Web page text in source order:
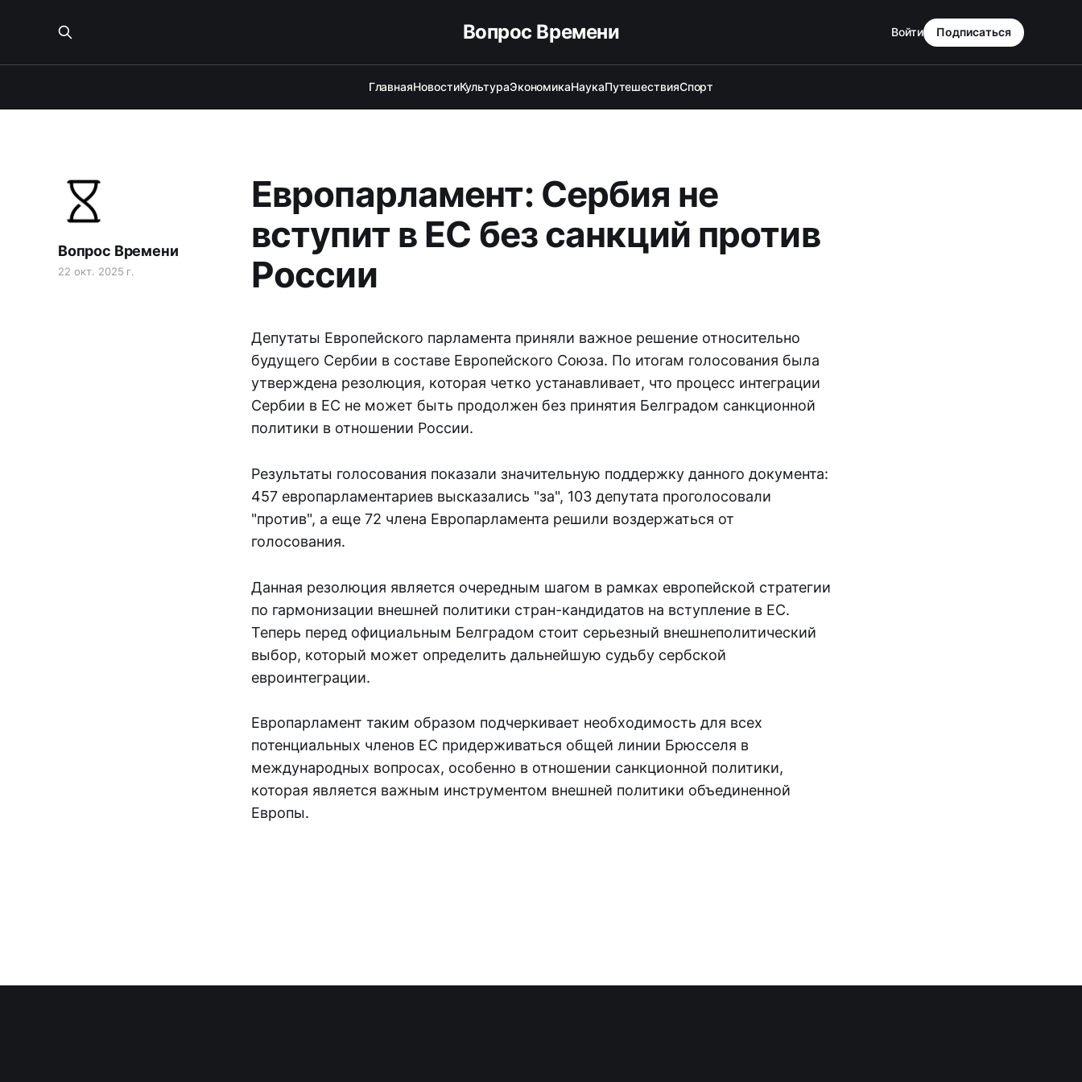
Вопрос Времени
ГлавнаяНовостиКультураЭкономикаНаукаПутешествияСпорт
Войти Подписаться
Европарламент: Сербия не
вступит в ЕС без санкций против
России
Вопрос Времени
22 окт. 2025 г.
Депутаты Европейского парламента приняли важное решение относительно
будущего Сербии в составе Европейского Союза. По итогам голосования была
утверждена резолюция, которая четко устанавливает, что процесс интеграции
Сербии в ЕС не может быть продолжен без принятия Белградом санкционной
политики в отношении России.
Результаты голосования показали значительную поддержку данного документа:
457 европарламентариев высказались "за", 103 депутата проголосовали
"против", а еще 72 члена Европарламента решили воздержаться от
голосования.
Данная резолюция является очередным шагом в рамках европейской стратегии
по гармонизации внешней политики стран-кандидатов на вступление в ЕС.
Теперь перед официальным Белградом стоит серьезный внешнеполитический
выбор, который может определить дальнейшую судьбу сербской
евроинтеграции.
Европарламент таким образом подчеркивает необходимость для всех
потенциальных членов ЕС придерживаться общей линии Брюсселя в
международных вопросах, особенно в отношении санкционной политики,
которая является важным инструментом внешней политики объединенной
Европы.